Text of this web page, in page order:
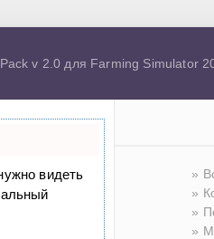
v 2.0 для Farming Simulator
видеть
»
»
»
»